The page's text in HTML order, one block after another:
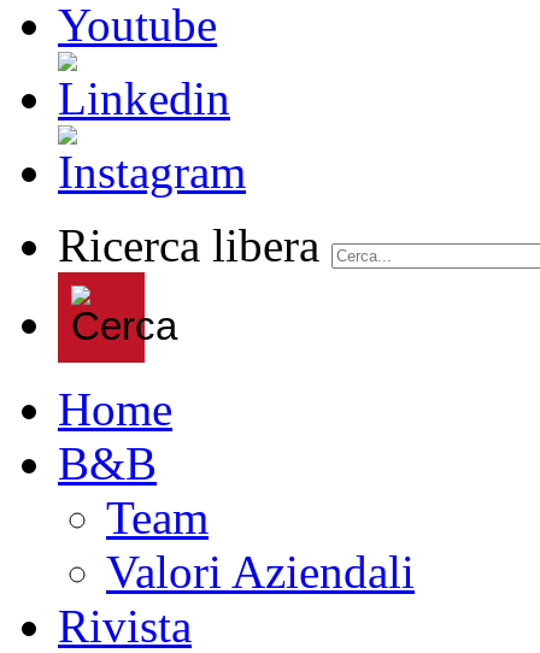
Ricerca libera
Home
B&B
Team
Valori Aziendali
Rivista